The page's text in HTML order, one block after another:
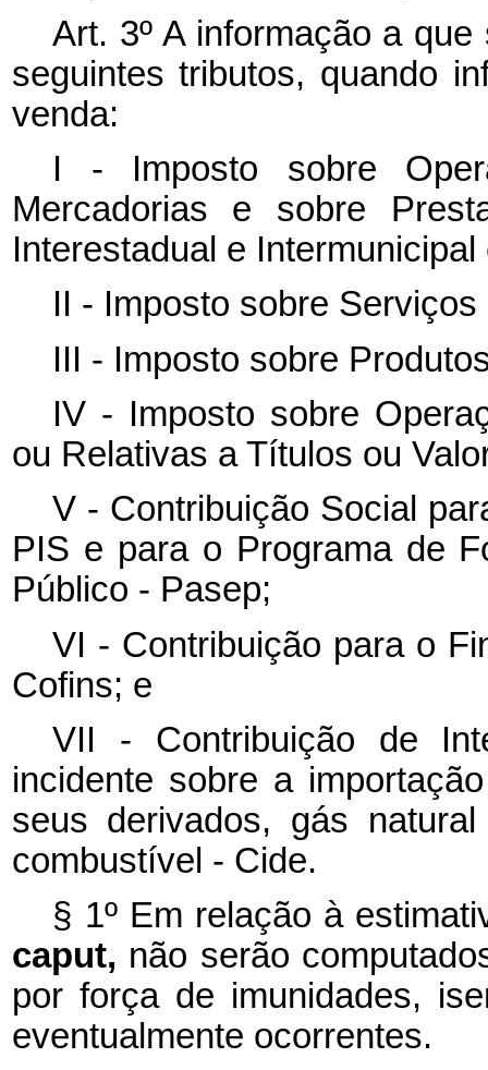
Art. 3º A informação a
seguintes tributos, quando
venda:
I - Imposto sobre
Mercadorias e sobre
Interestadual e
II - Imposto sobre
III - Imposto sobre
IV - Imposto sobre
ou Relativas a Títulos ou
V - Contribuição Social
PIS e para o Programa de
Público - Pasep;
VI - Contribuição para o
Cofins; e
VII - Contribuição de
incidente sobre a
seus derivados, gás
combustível - Cide.
§ 1º Em relação à
caput, não serão
por força de imunidades,
eventualmente ocorrentes.